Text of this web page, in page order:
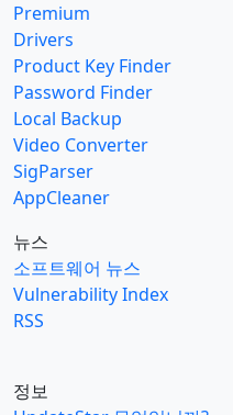
Premium
Drivers
Product Key Finder
Password Finder
Local Backup
Video Converter
SigParser
AppCleaner
뉴스
소프트웨어 뉴스
Vulnerability Index
RSS
정보